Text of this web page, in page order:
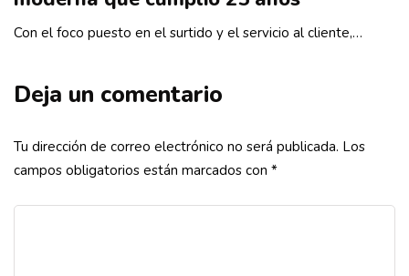
Con el foco puesto en el surtido y el servicio al cliente,…
Deja un comentario
Tu dirección de correo electrónico no será publicada. Los
campos obligatorios están marcados con *